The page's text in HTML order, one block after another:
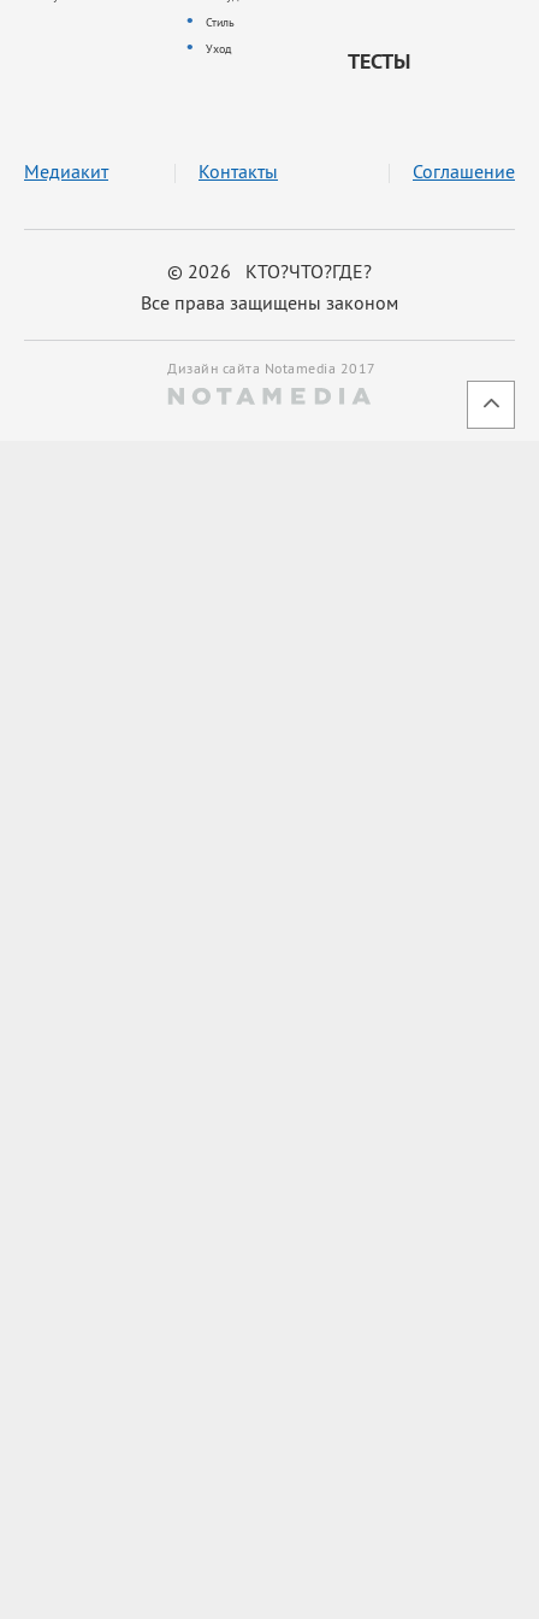
Стиль
Уход
ТЕСТЫ
© 2026 КТО?ЧТО?ГДЕ?
Все права защищены законом
Медиакит Контакты Соглашение
Дизайн сайта Notamedia 2017